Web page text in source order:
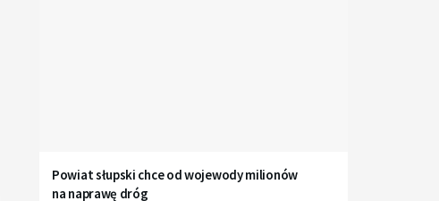
Powiat słupski chce od wojewody milionów
na naprawę dróg